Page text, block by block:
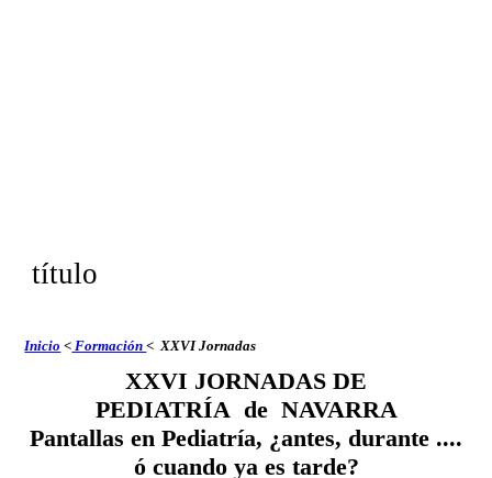
título
Inicio < Formación< XXVI Jornadas
XXVI JORNADAS DE
PEDIATRÍA de NAVARRA
Pantallas en Pediatría, ¿antes, durante ....
ó cuando ya es tarde?